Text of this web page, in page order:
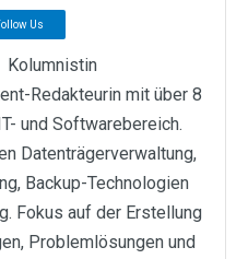
Us
Kolumnistin
Redakteurin mit über 8
und Softwarebereich.
Datenträgerverwaltung,
Backup-Technologien
Fokus auf der Erstellung
Problemlösungen und